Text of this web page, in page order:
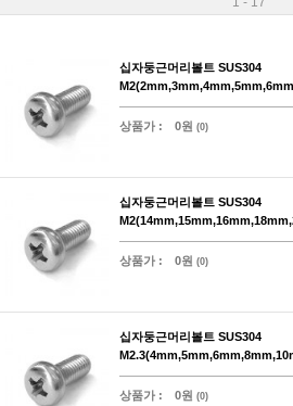
십자둥근머리볼트 SUS304
상품가 : 0원 (0)
십자둥근머리볼트 SUS304
상품가 : 0원 (0)
십자둥근머리볼트 SUS304
상품가 : 0원 (0)